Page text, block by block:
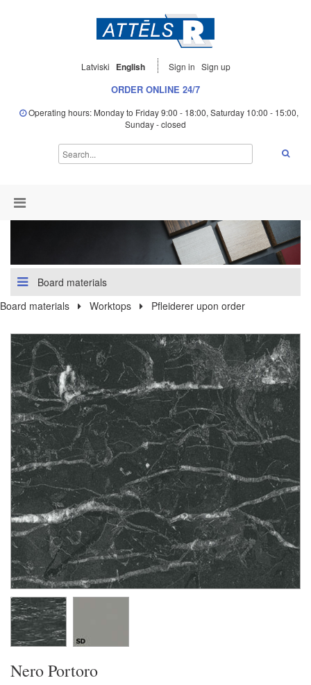
Latviski English Sign in Sign up
ORDER ONLINE 24/7
Operating hours: Monday to Friday 9:00 - 18:00, Saturday 10:00 - 15:00,
Sunday - closed
Board materials
Board materials
Worktops Pfleiderer upon order
Nero Portoro